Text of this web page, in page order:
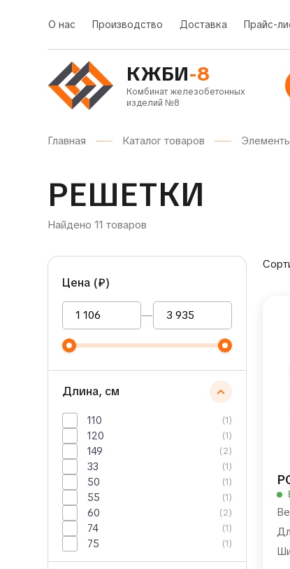
О нас Производство Доставка Прайс-
КЖБИ-8
Комбинат железобетонных
изделий №8
Главная Каталог товаров
РЕШЕТКИ
Найдено 11 товаров
Цена (₽)
—
Длина, см
110 (1)
120 (1)
149 (2)
33 (1)
50 (1)
55 (1)
60 (2)
74 (1)
75 (1)